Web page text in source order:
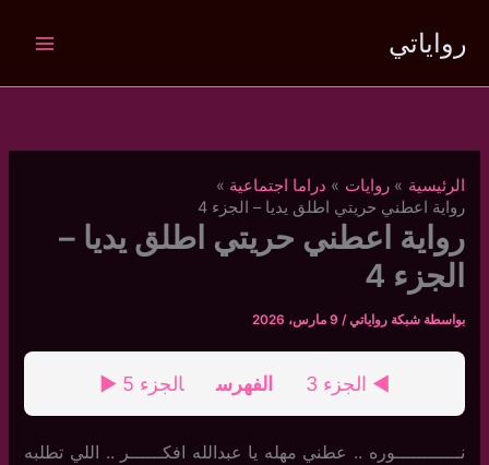
المحتوى
رواياتي
الرئيسية روايات
دراما اجتماعية
رواية اعطني حريتي اطلق يديا – الجزء 4
رواية اعطني حريتي اطلق يديا –
الجزء 4
بواسطة شبكة رواياتي/ 9 مارس، 2026
◄ الجزء 3 الفهرس الجزء 5 ►
نــــــــــــوره .. عطني مهله يا عبدالله افكــــــر .. اللي تطلبه